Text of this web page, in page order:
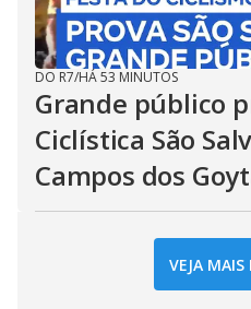
DO R7/HÁ 53 MINUTOS
Grande público
Ciclística São
Campos dos
VEJA